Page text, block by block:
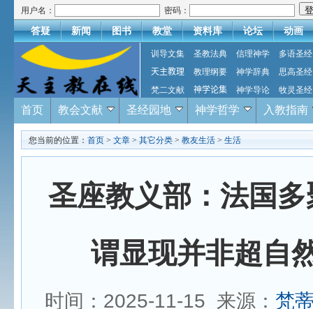
用户名： 密码：
答疑 新闻 图书 教堂 资料库 论坛 动画
训导文集 圣教法典 信理神学
多语圣经
天主教理
教理纲要 神学辞典
思高圣经
梵二文献
神学论集 神学导论 牧灵圣经
首页 教会文献 圣经园地 神学哲学 入教指南
您当前的位置： 首页 > 文章 > 其它分类 > 教友生活 > 生活
圣座教义部：法国
谓显现并非超自
时间：2025-11-15 来源： 梵